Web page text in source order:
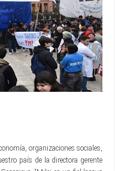
organizaciones sociales,
país de la directora gerente​